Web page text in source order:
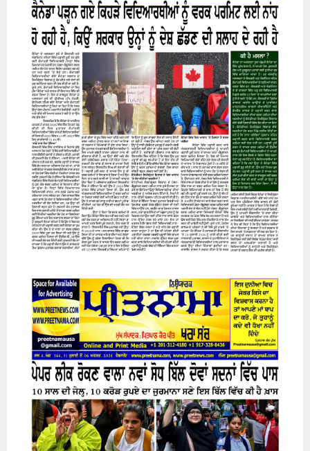
07 August 2026